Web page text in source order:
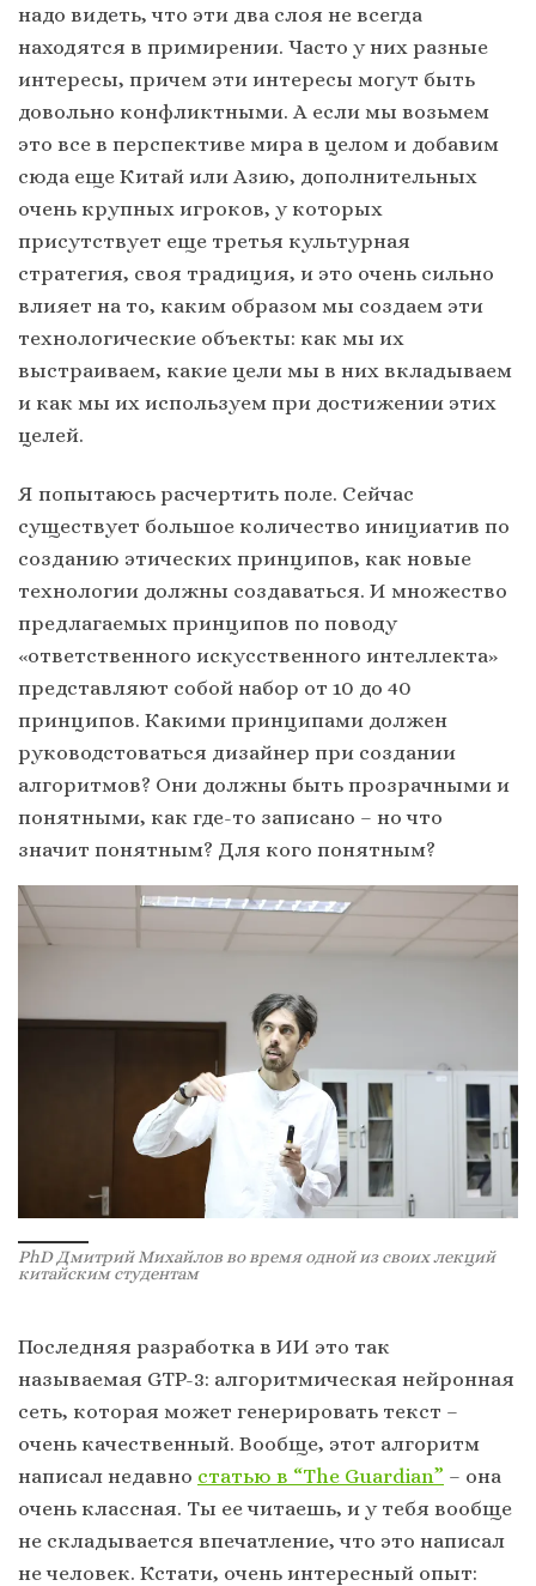
надо видеть, что эти два слоя не всегда
находятся в примирении. Часто у них разные
интересы, причем эти интересы могут быть
довольно конфликтными. А если мы возьмем
это все в перспективе мира в целом и добавим
сюда еще Китай или Азию, дополнительных
очень крупных игроков, у которых
присутствует еще третья культурная
стратегия, своя традиция, и это очень сильно
влияет на то, каким образом мы создаем эти
технологические объекты: как мы их
выстраиваем, какие цели мы в них вкладываем
и как мы их используем при достижении этих
целей.
Я попытаюсь расчертить поле. Сейчас
существует большое количество инициатив по
созданию этических принципов, как новые
технологии должны создаваться. И множество
предлагаемых принципов по поводу
«ответственного искусственного интеллекта»
представляют собой набор от 10 до 40
принципов. Какими принципами должен
руководстоваться дизайнер при создании
алгоритмов? Они должны быть прозрачными и
понятными, как где-то записано – но что
значит понятным? Для кого понятным?
PhD Дмитрий Михайлов во время одной из своих лекций
китайским студентам
Последняя разработка в ИИ это так
называемая GTP-3: алгоритмическая нейронная
сеть, которая может генерировать текст –
очень качественный. Вообще, этот алгоритм
написал недавно статью в “The Guardian” – она
очень классная. Ты ее читаешь, и у тебя вообще
не складывается впечатление, что это написал
не человек. Кстати, очень интересный опыт: